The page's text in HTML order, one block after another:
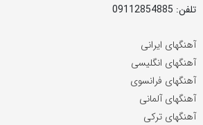
تلفن: 09112854885
آهنگهای ایرانی
آهنگهای انگلیسی
آهنگهای فرانسوی
آهنگهای آلمانی
آهنگهای ترکی